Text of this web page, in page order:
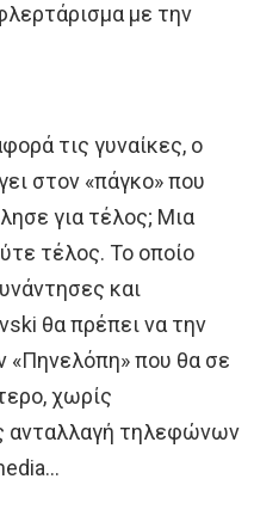
με την
τις γυναίκες, ο
στον «πάγκο» που
για τέλος; Μια
τέλος. Το οποίο
και
θα πρέπει να την
«Πηνελόπη» που θα σε
χωρίς
ανταλλαγή τηλεφώνων